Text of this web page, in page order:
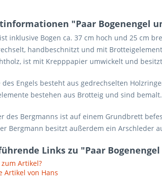
"Paar Bogenengel
inklusive Bogen ca. 37 cm hoch und 25 cm
handbeschnitzt und mit
ist mit Krepppapier umwickelt und
des Engels besteht aus gedrechselten
bestehen aus Brotteig und sind
des Bergmanns ist auf einem Grundbrett
Bergmann besitzt außerdem ein Arschleder
Links zu "Paar
zum Artikel?
Artikel von Hans